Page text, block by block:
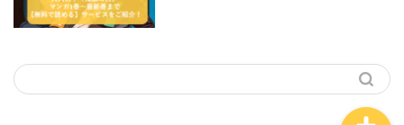
動画・マンガ配信サービ